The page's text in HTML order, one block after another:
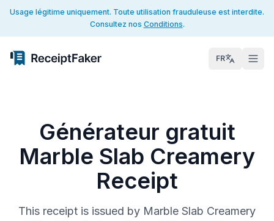
Usage légitime uniquement. Toute utilisation frauduleuse est interdite.
Consultez nos Conditions.
FR
Générateur gratuit
Marble Slab Creamery
Receipt
This receipt is issued by Marble Slab Creamery